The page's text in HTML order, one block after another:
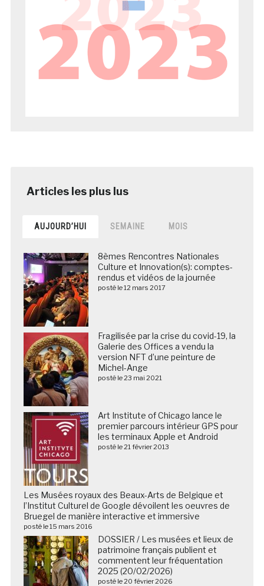
AUJOURD’HUI SEMAINE MOIS
8èmes Rencontres Nationales
Culture et Innovation(s): comptes-
rendus et vidéos de la journée
posté le 12 mars 2017
Fragilisée par la crise du covid-19, la
Galerie des Offices a vendu la
version NFT d’une peinture de
Michel-Ange
posté le 23 mai 2021
Art Institute of Chicago lance le
premier parcours intérieur GPS pour
les terminaux Apple et Android
posté le 21 février 2013
Les Musées royaux des Beaux-Arts de Belgique et
l’Institut Culturel de Google dévoilent les oeuvres de
Bruegel de manière interactive et immersive
posté le 15 mars 2016
DOSSIER / Les musées et lieux de
patrimoine français publient et
commentent leur fréquentation
2025 (20/02/2026)
posté le 20 février 2026